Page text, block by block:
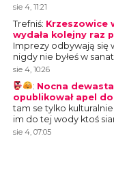
sie 4, 11:21
Trefniś: Krzeszowice
wydała kolejny raz
Imprezy odbywają się
nigdy nie byłeś w
sie 4, 10:26
: Nocna
opublikował apel
tam se tylko
im do tej wody ktoś
sie 4, 07:05